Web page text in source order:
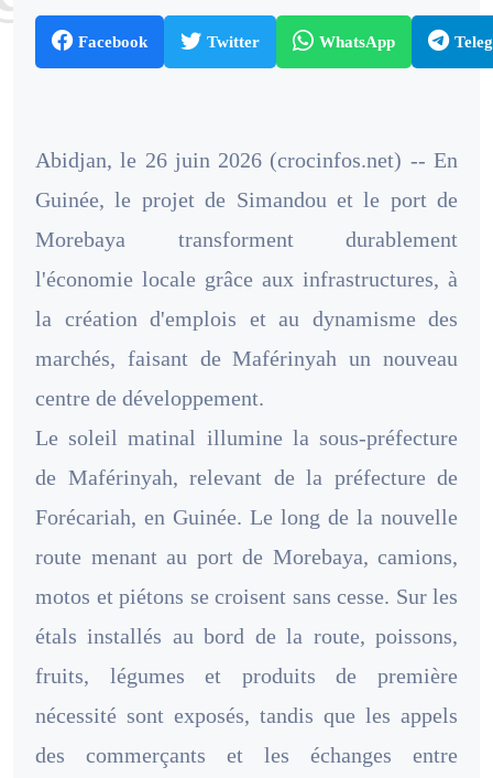
Facebook Twitter WhatsApp
Abidjan, le 26 juin 2026 (crocinfos.net) -- En
Guinée, le projet de Simandou et le port de
Morebaya transforment durablement
l'économie locale grâce aux infrastructures, à
la création d'emplois et au dynamisme des
marchés, faisant de Maférinyah un nouveau
centre de développement.
Le soleil matinal illumine la sous-préfecture
de Maférinyah, relevant de la préfecture de
Forécariah, en Guinée. Le long de la nouvelle
route menant au port de Morebaya, camions,
motos et piétons se croisent sans cesse. Sur les
étals installés au bord de la route, poissons,
fruits, légumes et produits de première
nécessité sont exposés, tandis que les appels
des commerçants et les échanges entre